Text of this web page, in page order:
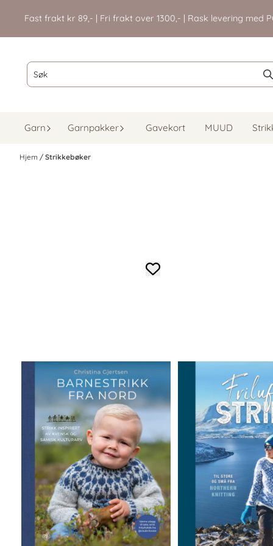
Hopp til innhold
Fast frakt kr 89,- | Fri frakt over 1300,- | Rask levering med
Garn Garnpakker Gavekort MUUD
Hjem / Strikkebøker